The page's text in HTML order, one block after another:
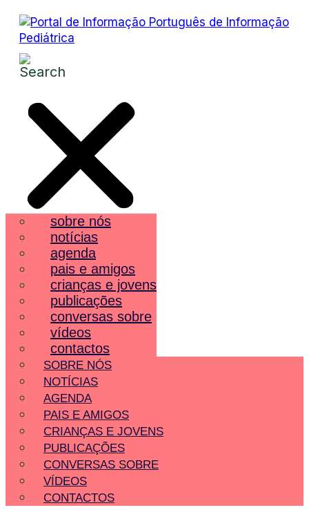
sobre nós
notícias
agenda
pais e amigos
crianças e jovens
publicações
conversas sobre
vídeos
contactos
SOBRE NÓS
NOTÍCIAS
AGENDA
PAIS E AMIGOS
CRIANÇAS E JOVENS
PUBLICAÇÕES
CONVERSAS SOBRE
VÍDEOS
CONTACTOS